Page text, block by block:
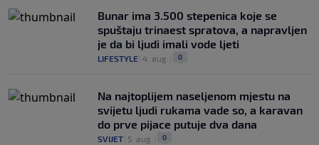
Bunar imа 3.500 stepenica koje se
spuštaju trinaest spratova, a napravljen
je da bi ljudi imali vode ljeti
LIFESTYLE 4. aug. 0
Na najtoplijem naseljenom mjestu na
svijetu ljudi rukama vade so, a karavan
do prve pijace putuje dva dana
SVIJET 5. aug. 0